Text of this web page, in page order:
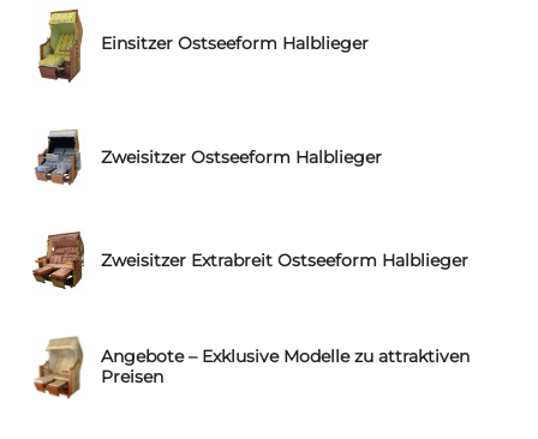
Einsitzer Ostseeform Halblieger
Zweisitzer Ostseeform Halblieger
Zweisitzer Extrabreit Ostseeform Halblieger
Angebote – Exklusive Modelle zu attraktiven
Preisen